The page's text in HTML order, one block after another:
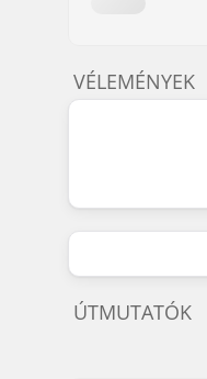
VÉLEMÉNYEK
ÚTMUTATÓK